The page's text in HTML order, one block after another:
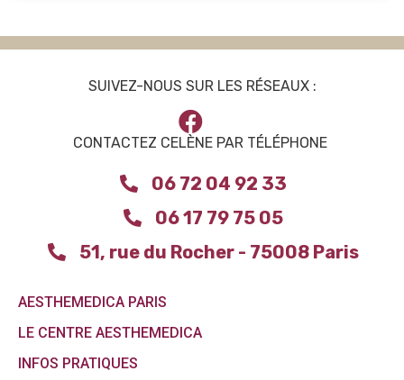
SUIVEZ-NOUS SUR LES RÉSEAUX :
CONTACTEZ CELÈNE PAR TÉLÉPHONE
06 72 04 92 33
06 17 79 75 05
51, rue du Rocher - 75008 Paris
AESTHEMEDICA PARIS
LE CENTRE AESTHEMEDICA
INFOS PRATIQUES